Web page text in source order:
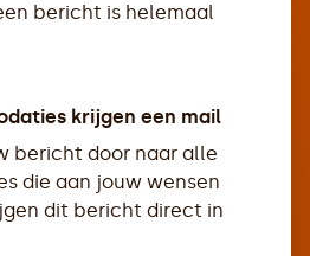
bericht is helemaal
krijgen een mail
bericht door naar alle
die aan jouw wensen
dit bericht direct in